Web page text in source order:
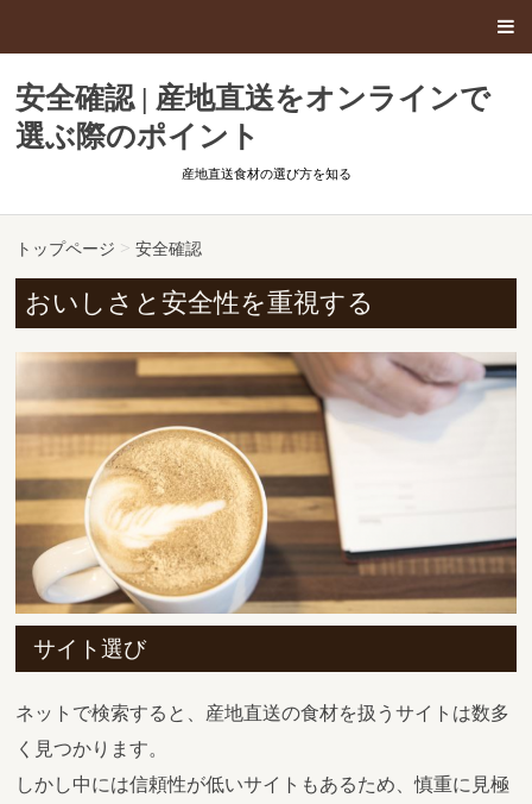
安全確認 | 産地直送をオンラインで
選ぶ際のポイント
産地直送食材の選び方を知る
トップページ > 安全確認
おいしさと安全性を重視する
サイト選び
ネットで検索すると、産地直送の食材を扱うサイトは数多
く見つかります。
しかし中には信頼性が低いサイトもあるため、慎重に見極